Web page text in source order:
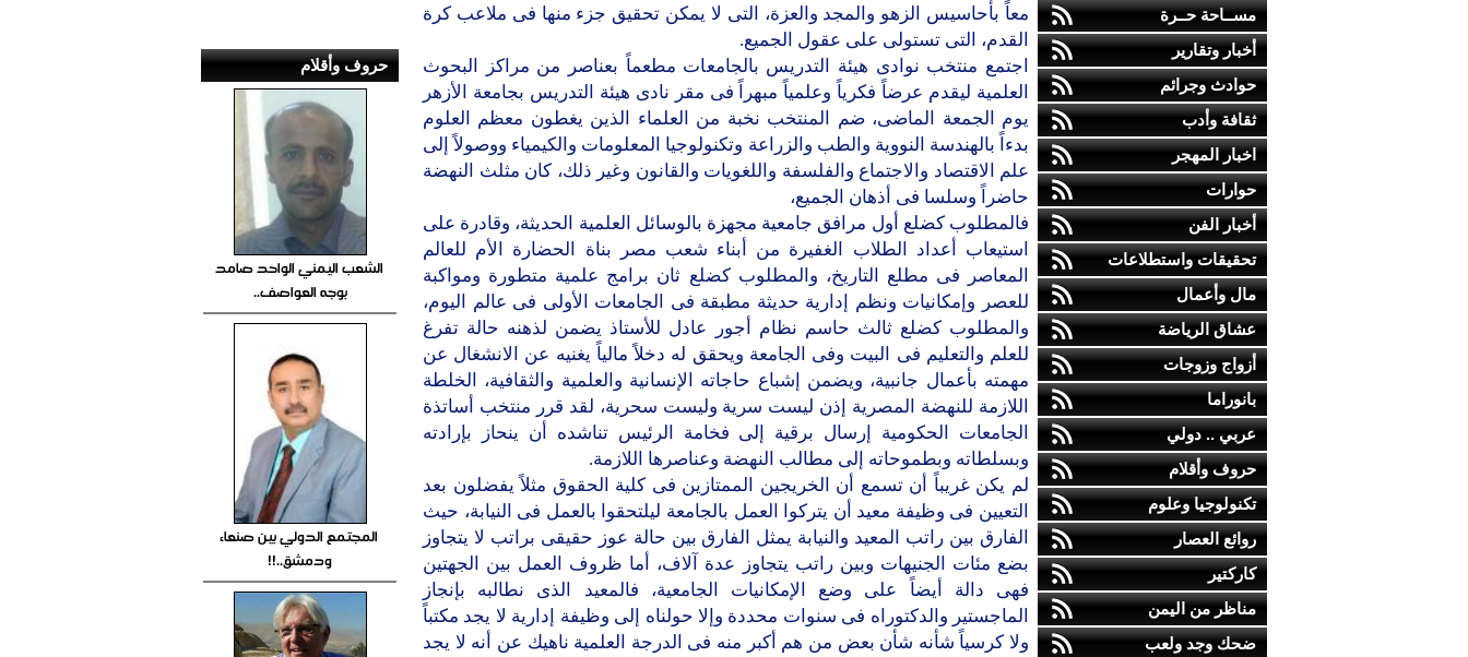
مســاحة حــرة
أخبار وتقارير
حوادث وجرائم
ثقافة وأدب
اخبار المهجر
حوارات
أخبار الفن
تحقيقات واستطلاعات
مال وأعمال
عشاق الرياضة
أزواج وزوجات
بانوراما
عربي .. دولي
حروف وأقلام
تكنولوجيا وعلوم
روائع العصار
كاركتير
مناظر من اليمن
ضحك وجد ولعب
معاً بأحاسيس الزهو والمجد والعزة، التى لا يمكن تحقيق جزء منها فى ملاعب كرة
القدم، التى تستولى على عقول الجميع.
اجتمع منتخب نوادى هيئة التدريس بالجامعات مطعماً بعناصر من مراكز البحوث
العلمية ليقدم عرضاً فكرياً وعلمياً مبهراً فى مقر نادى هيئة التدريس بجامعة الأزهر
يوم الجمعة الماضى، ضم المنتخب نخبة من العلماء الذين يغطون معظم العلوم
بدءاً بالهندسة النووية والطب والزراعة وتكنولوجيا المعلومات والكيمياء ووصولاً إلى
علم الاقتصاد والاجتماع والفلسفة واللغويات والقانون وغير ذلك، كان مثلث النهضة
حاضراً وسلسا فى أذهان الجميع،
فالمطلوب كضلع أول مرافق جامعية مجهزة بالوسائل العلمية الحديثة، وقادرة على
استيعاب أعداد الطلاب الغفيرة من أبناء شعب مصر بناة الحضارة الأم للعالم
المعاصر فى مطلع التاريخ، والمطلوب كضلع ثان برامج علمية متطورة ومواكبة
للعصر وإمكانيات ونظم إدارية حديثة مطبقة فى الجامعات الأولى فى عالم اليوم،
والمطلوب كضلع ثالث حاسم نظام أجور عادل للأستاذ يضمن لذهنه حالة تفرغ
للعلم والتعليم فى البيت وفى الجامعة ويحقق له دخلاً مالياً يغنيه عن الانشغال عن
مهمته بأعمال جانبية، ويضمن إشباع حاجاته الإنسانية والعلمية والثقافية، الخلطة
اللازمة للنهضة المصرية إذن ليست سرية وليست سحرية، لقد قرر منتخب أساتذة
الجامعات الحكومية إرسال برقية إلى فخامة الرئيس تناشده أن ينحاز بإرادته
وبسلطاته وبطموحاته إلى مطالب النهضة وعناصرها اللازمة.
لم يكن غريباً أن تسمع أن الخريجين الممتازين فى كلية الحقوق مثلاً يفضلون بعد
التعيين فى وظيفة معيد أن يتركوا العمل بالجامعة ليلتحقوا بالعمل فى النيابة، حيث
الفارق بين راتب المعيد والنيابة يمثل الفارق بين حالة عوز حقيقى براتب لا يتجاوز
بضع مئات الجنيهات وبين راتب يتجاوز عدة آلاف، أما ظروف العمل بين الجهتين
فهى دالة أيضاً على وضع الإمكانيات الجامعية، فالمعيد الذى نطالبه بإنجاز
الماجستير والدكتوراه فى سنوات محددة وإلا حولناه إلى وظيفة إدارية لا يجد مكتباً
ولا كرسياً شأنه شأن بعض من هم أكبر منه فى الدرجة العلمية ناهيك عن أنه لا يجد
حروف وأقلام
الشعب اليمني الواحد صامد
بوجه العواصف..
المجتمع الدولي بين صنعاء
ودمشق..!!